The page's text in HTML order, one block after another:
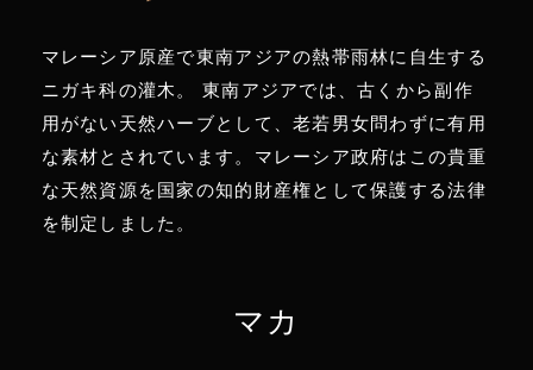
マレーシア原産で東南アジアの熱帯雨林に自生する
ニガキ科の灌木。 東南アジアでは、古くから副作
用がない天然ハーブとして、老若男女問わずに有用
な素材とされています。マレーシア政府はこの貴重
な天然資源を国家の知的財産権として保護する法律
を制定しました。
マカ